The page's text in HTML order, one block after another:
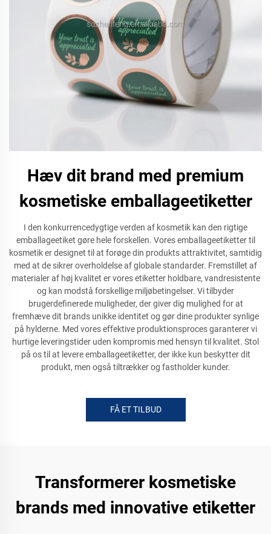
Hæv dit brand med premium
kosmetiske emballageetiketter
I den konkurrencedygtige verden af kosmetik kan den rigtige
emballageetiket gøre hele forskellen. Vores emballageetiketter til
kosmetik er designet til at forøge din produkts attraktivitet, samtidig
med at de sikrer overholdelse af globale standarder. Fremstillet af
materialer af høj kvalitet er vores etiketter holdbare, vandresistente
og kan modstå forskellige miljøbetingelser. Vi tilbyder
brugerdefinerede muligheder, der giver dig mulighed for at
fremhæve dit brands unikke identitet og gør dine produkter synlige
på hylderne. Med vores effektive produktionsproces garanterer vi
hurtige leveringstider uden kompromis med hensyn til kvalitet. Stol
på os til at levere emballageetiketter, der ikke kun beskytter dit
produkt, men også tiltrækker og fastholder kunder.
FÅ ET TILBUD
Transformerer kosmetiske
brands med innovative etiketter